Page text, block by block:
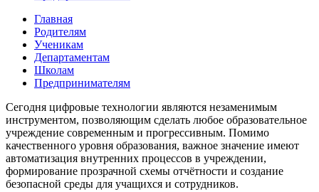
Главная
Родителям
Ученикам
Департаментам
Школам
Предпринимателям
Сегодня цифровые технологии являются незаменимым
инструментом, позволяющим сделать любое образовательное
учреждение современным и прогрессивным. Помимо
качественного уровня образования, важное значение имеют
автоматизация внутренних процессов в учреждении,
формирование прозрачной схемы отчётности и создание
безопасной среды для учащихся и сотрудников.